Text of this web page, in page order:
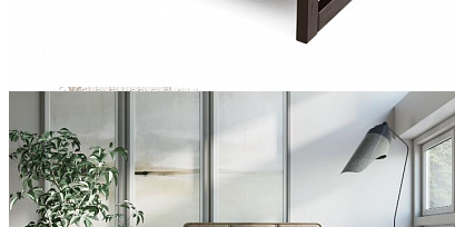
Шкаф для одежды "Лика" (3-дверный) ММ-137-01/